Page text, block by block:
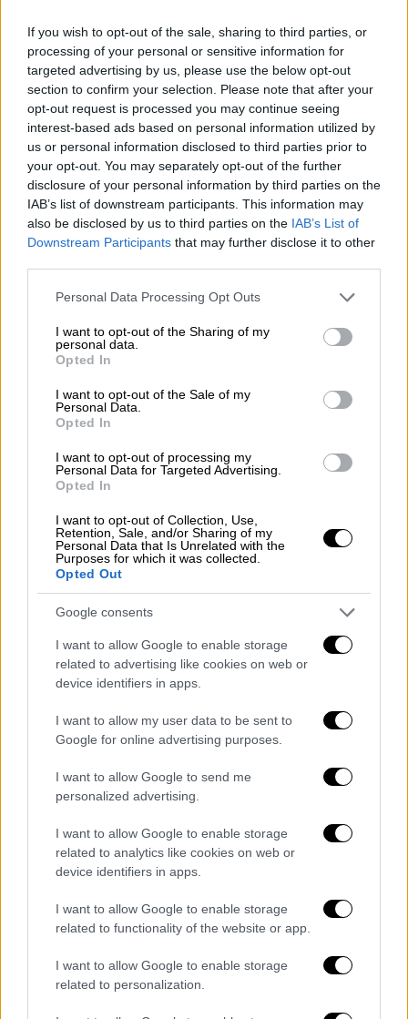
If you wish to opt-out of the sale, sharing to third parties, or
processing of your personal or sensitive information for
targeted advertising by us, please use the below opt-out
section to confirm your selection. Please note that after your
opt-out request is processed you may continue seeing
interest-based ads based on personal information utilized by
us or personal information disclosed to third parties prior to
your opt-out. You may separately opt-out of the further
disclosure of your personal information by third parties on the
IAB’s list of downstream participants. This information may
also be disclosed by us to third parties on the IAB’s List of
Downstream Participants that may further disclose it to other
Please note that this website/app uses one or more Google
not limited to your visit or usage behaviour. You may click to
grant or deny consent to Google and its third-party tags to
use your data for below specified purposes in below Google
consent section.
Personal Data Processing Opt Outs
I want to opt-out of the Sharing of my
personal data.
Opted In
I want to opt-out of the Sale of my
Personal Data.
Opted In
I want to opt-out of processing my
Personal Data for Targeted Advertising.
Opted In
I want to opt-out of Collection, Use,
Retention, Sale, and/or Sharing of my
Personal Data that Is Unrelated with the
Purposes for which it was collected.
Opted Out
Google consents
I want to allow Google to enable storage
related to advertising like cookies on web or
device identifiers in apps.
I want to allow my user data to be sent to
Google for online advertising purposes.
I want to allow Google to send me
personalized advertising.
I want to allow Google to enable storage
related to analytics like cookies on web or
device identifiers in apps.
I want to allow Google to enable storage
related to functionality of the website or app.
I want to allow Google to enable storage
related to personalization.
Όταν στο Όρεγκον έβρεξε άμμο και
σάπια κομμάτια φάλαινας – Η
εκρηκτική αντιμετώπιση ενός
προβλήματος
«Τι να κάνουμε με τη νεκρή φάλαινα;», ήταν η
ερώτηση. Και η απάντηση που θα έδινε τη
λύση θα προκαλούσε εκρηκτική συνέχεια...
Κομητεία των ΗΠΑ διεκδικεί
αποζημίωση 51 δισ. από τις πετρελαϊκές
εταιρίες για το φαινόμενο του θερμικού
πόλου
«Ο ‘θερμικός θόλος’ ήταν μια άμεση και
προβλέψιμη συνέπεια της απόφασης των
κατηγορουμένων να πωλήσουν όσο
μπορούσαν τις έξι τελευταίες δεκαετίες»,
σύμφωνα με την αγωγή, στην οποία
κατηγορούνται οι πολυεθνικές ότι είπαν
ψέματα για τις επιβλαβείς συνέπειες των
δραστηριοτήτων τους